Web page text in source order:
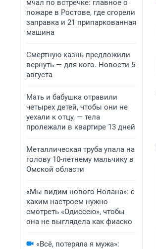
мчал по встречке: главное о
пожаре в Ростове, где сгорели
заправка и 21 припаркованная
машина
Смертную казнь предложили
вернуть — для кого. Новости 5
августа
Мать и бабушка отравили
четырех детей, чтобы они не
уехали к отцу, — тела
пролежали в квартире 13 дней
Металлическая труба упала на
голову 10-летнему мальчику в
Омской области
«Мы видим нового Нолана»: с
каким настроем нужно
смотреть «Одиссею», чтобы
она не выглядела как фиаско
«Всё, потеряла я мужа»: